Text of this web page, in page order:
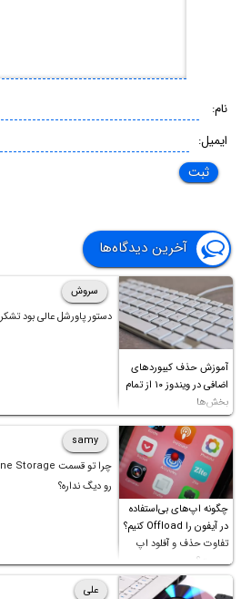
نام:
ایمیل:
آخرین دیدگاه‌ها
آموزش حذف کیبوردهای
اضافی در ویندوز ۱۰ از تمام
بخش‌ها
سروش
دستور پاورشل عالی بود تشکر
چگونه اپ‌های بی‌استفاده
در آیفون را Offload کنیم؟
تفاوت حذف و آفلود اپ
چیست؟
samy
رو دیگ نداره؟
علی